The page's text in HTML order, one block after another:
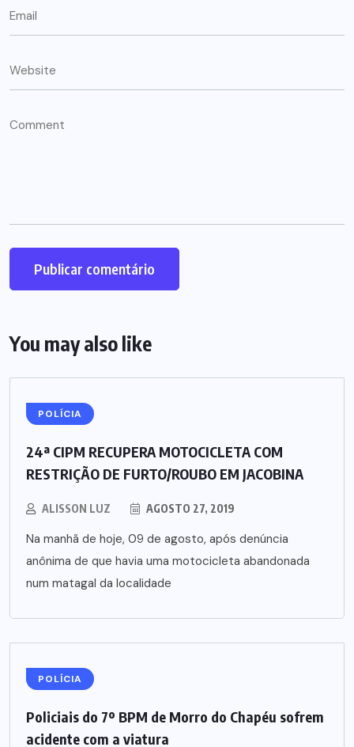
You may also like
POLÍCIA
24ª CIPM RECUPERA MOTOCICLETA COM
RESTRIÇÃO DE FURTO/ROUBO EM JACOBINA
ALISSON LUZ AGOSTO 27, 2019
Na manhã de hoje, 09 de agosto, após denúncia
anônima de que havia uma motocicleta abandonada
num matagal da localidade
POLÍCIA
Policiais do 7º BPM de Morro do Chapéu sofrem
acidente com a viatura